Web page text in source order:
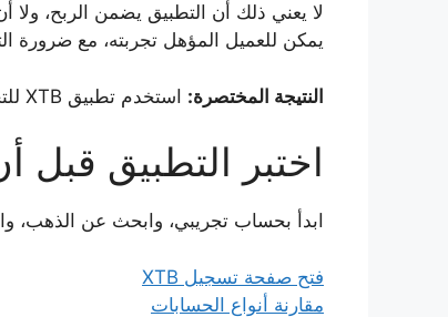
يمكن للعميل المؤهل تجربته، مع ضرورة
النتيجة المختصرة: استخدم تطبيق XTB للتجربة والتنفيذ وإدارة الصفقة، ويمكن إضافة TradingView إلى هاتفك عندما تحتاج رسومًا بيانية وتنبيهات أكثر تفصيلًا.
اختبر التطبيق قبل
ابدأ بحساب تجريبي، وابحث عن الذهب،
فتح صفحة تسجيل XTB
مقارنة أنواع الحسابات